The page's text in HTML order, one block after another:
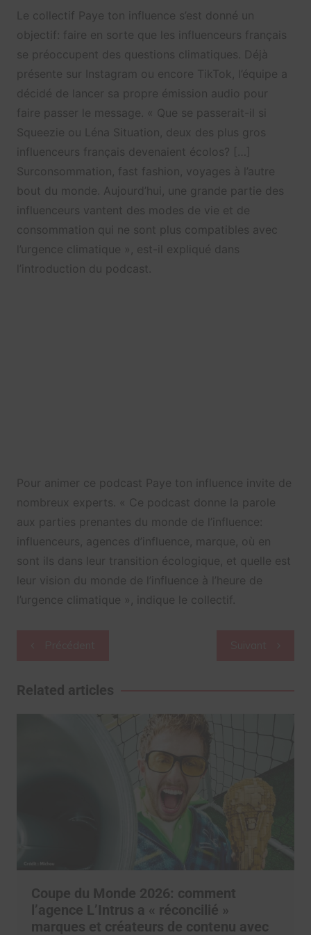
Le collectif Paye ton influence s’est donné un
objectif: faire en sorte que les influenceurs français
se préoccupent des questions climatiques. Déjà
présente sur Instagram ou encore TikTok, l’équipe a
décidé de lancer sa propre émission audio pour
faire passer le message. « Que se passerait-il si
Squeezie ou Léna Situation, deux des plus gros
influenceurs français devenaient écolos? […]
Surconsommation, fast fashion, voyages à l’autre
bout du monde. Aujourd’hui, une grande partie des
influenceurs vantent des modes de vie et de
consommation qui ne sont plus compatibles avec
l’urgence climatique », est-il expliqué dans
l’introduction du podcast.
Pour animer ce podcast Paye ton influence invite de
nombreux experts. « Ce podcast donne la parole
aux parties prenantes du monde de l’influence:
influenceurs, agences d’influence, marque, où en
sont ils dans leur transition écologique, et quelle est
leur vision du monde de l’influence à l’heure de
l’urgence climatique », indique le collectif.
l’article
Related articles
Coupe du Monde 2026: comment
l’agence L’Intrus a « réconcilié »
marques et créateurs de contenu avec